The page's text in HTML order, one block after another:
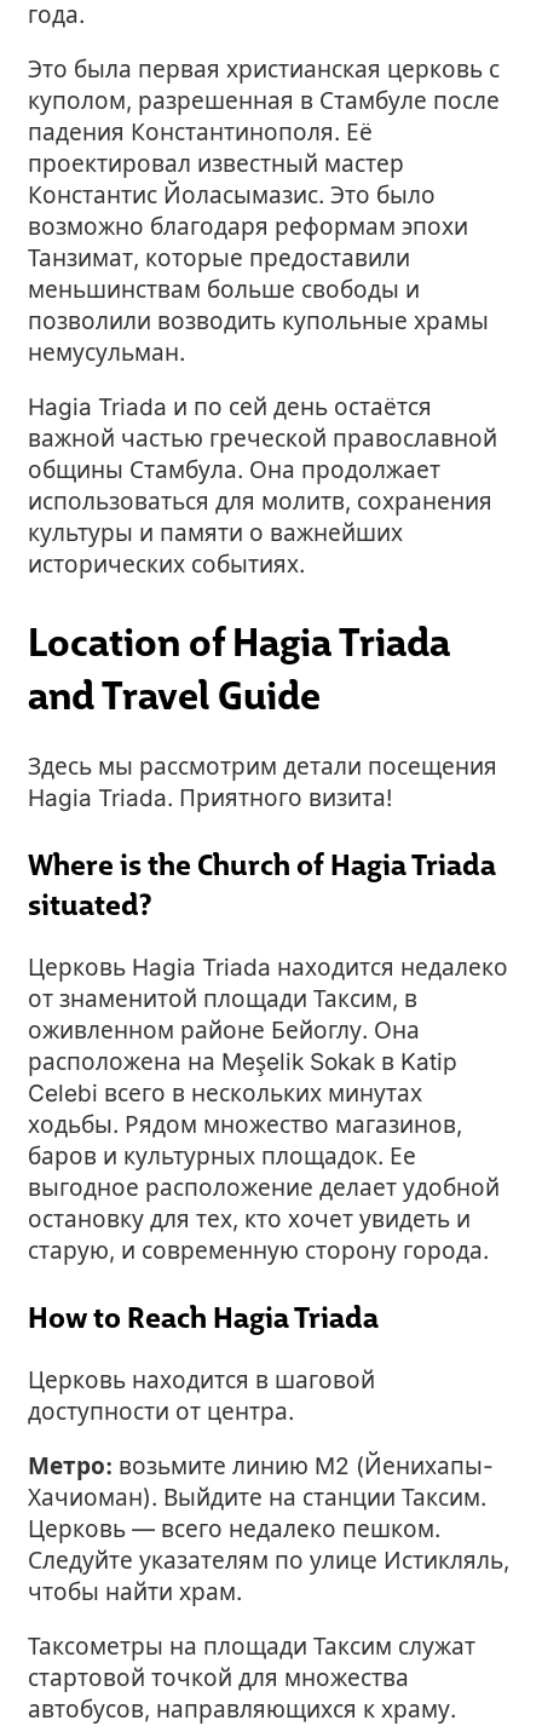
года.
Это была первая христианская церковь с
куполом, разрешенная в Стамбуле после
падения Константинополя. Её
проектировал известный мастер
Константис Йоласымазис. Это было
возможно благодаря реформам эпохи
Танзимат, которые предоставили
меньшинствам больше свободы и
позволили возводить купольные храмы
немусульман.
Hagia Triada и по сей день остаётся
важной частью греческой православной
общины Стамбула. Она продолжает
использоваться для молитв, сохранения
культуры и памяти о важнейших
исторических событиях.
Location of Hagia Triada
and Travel Guide
Здесь мы рассмотрим детали посещения
Hagia Triada. Приятного визита!
Where is the Church of Hagia Triada
situated?
Церковь Hagia Triada находится недалеко
от знаменитой площади Таксим, в
оживленном районе Бейоглу. Она
расположена на Meşelik Sokak в Katip
Celebi всего в нескольких минутах
ходьбы. Рядом множество магазинов,
баров и культурных площадок. Ее
выгодное расположение делает удобной
остановку для тех, кто хочет увидеть и
старую, и современную сторону города.
How to Reach Hagia Triada
Церковь находится в шаговой
доступности от центра.
Метро: возьмите линию M2 (Йенихапы-
Хачиоман). Выйдите на станции Таксим.
Церковь — всего недалеко пешком.
Следуйте указателям по улице Истикляль,
чтобы найти храм.
Таксометры на площади Таксим служат
стартовой точкой для множества
автобусов, направляющихся к храму.